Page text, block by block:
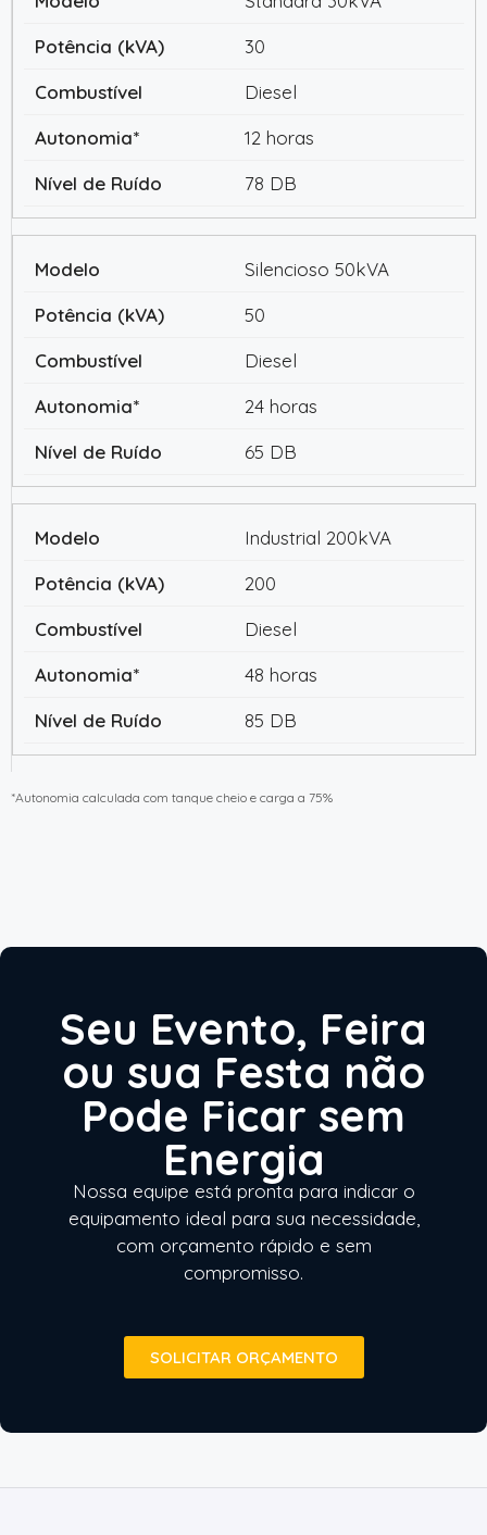
30
Diesel
12 horas
78 DB
Silencioso 50kVA
50
Diesel
24 horas
65 DB
Industrial 200kVA
200
Diesel
48 horas
85 DB
*Autonomia calculada com tanque cheio e carga a 75%
Seu Evento, Feira
ou sua Festa não
Pode Ficar sem
Energia
Nossa equipe está pronta para indicar o
equipamento ideal para sua necessidade,
com orçamento rápido e sem
compromisso.
SOLICITAR ORÇAMENTO